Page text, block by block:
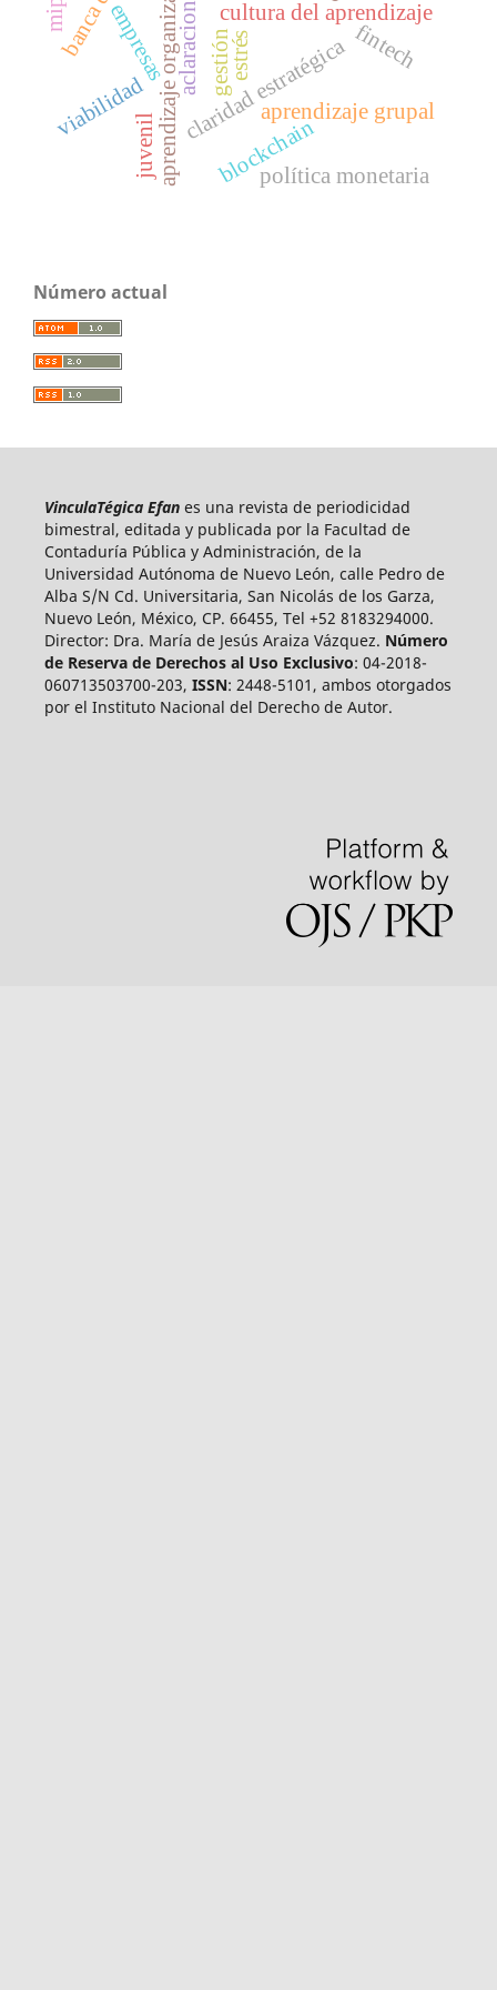
aprendizaje organizacional cultura del aprendizaje
claridad estratégica
aprendizaje grupal
gestión
empresas
viabilidad
aclaraciones fintech
blockchain
estrés
juvenil política monetaria
Número actual
VinculaTégica Efanes una revista de periodicidad
bimestral, editada y publicada por la Facultad de
Contaduría Pública y Administración, de la
Universidad Autónoma de Nuevo León, calle Pedro de
Alba S/N Cd. Universitaria, San Nicolás de los Garza,
Nuevo León, México, CP. 66455, Tel +52 8183294000.
Director: Dra. María de Jesús Araiza Vázquez. Número
de Reserva de Derechos al Uso Exclusivo: 04-2018-
060713503700-203, ISSN: 2448-5101, ambos otorgados
por el Instituto Nacional del Derecho de Autor.